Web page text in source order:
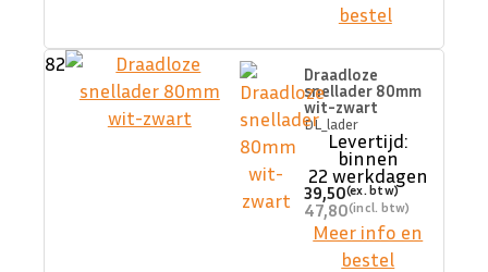
bestel
82
Draadloze
snellader 80mm
wit-zwart
DL_lader
Levertijd:
binnen
22 werkdagen
39,50
47,80
Meer info en
bestel